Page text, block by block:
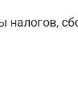
налогов,